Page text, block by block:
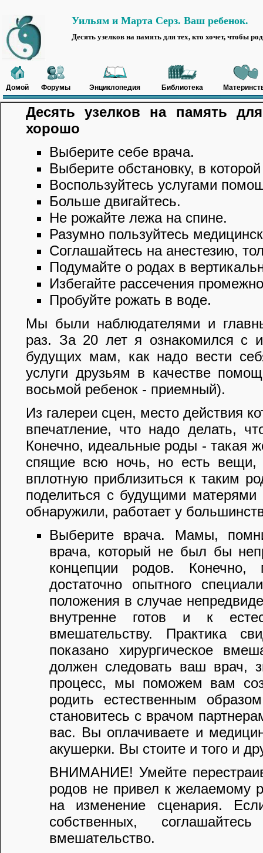
Уильям и Марта Серз. Ваш ребенок.
Десять узелков на память для тех, кто хочет, чтобы
Домой Форумы Энциклопедия Библиотека
Десять узелков на память
хорошо
Выберите себе врача.
Выберите обстановку, в
Воспользуйтесь услугами
Больше двигайтесь.
Не рожайте лежа на спине.
Разумно пользуйтесь
Соглашайтесь на анестезию,
Подумайте о родах в
Избегайте рассечения
Пробуйте рожать в воде.
Мы были наблюдателями и
раз. За 20 лет я ознакомился с
будущих мам, как надо вести
услуги друзьям в качестве
восьмой ребенок - приемный).
Из галереи сцен, место действия
впечатление, что надо делать,
Конечно, идеальные роды - такая
спящие всю ночь, но есть вещи,
вплотную приблизиться к таким
поделиться с будущими
обнаружили, работает у
Выберите врача. Мамы,
врача, который не был бы
концепции родов.
достаточно опытного
положения в случае
внутренне готов и к
вмешательству. Практика
показано хирургическое
должен следовать ваш врач,
процесс, мы поможем вам
родить естественным
становитесь с врачом
вас. Вы оплачиваете и
акушерки. Вы стоите и того и
ВНИМАНИЕ! Умейте
родов не привел к желаемому
на изменение сценария.
собственных,
вмешательство.